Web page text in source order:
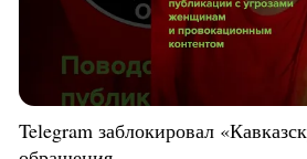
Telegram заблокировал